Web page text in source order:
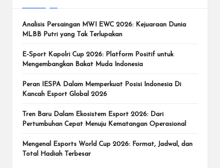
m
In
Analisis Persaingan MWI EWC 2026: Kejuaraan Dunia
MLBB Putri yang Tak Terlupakan
E-Sport Kapolri Cup 2026: Platform Positif untuk
Mengembangkan Bakat Muda Indonesia
Peran IESPA Dalam Memperkuat Posisi Indonesia Di
Kancah Esport Global 2026
Tren Baru Dalam Ekosistem Esport 2026: Dari
Pertumbuhan Cepat Menuju Kematangan Operasional
Mengenal Esports World Cup 2026: Format, Jadwal, dan
Total Hadiah Terbesar